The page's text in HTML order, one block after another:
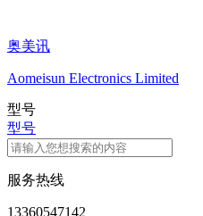
奥美讯
Aomeisun Electronics Limited
型号
型号
服务热线
13360547142